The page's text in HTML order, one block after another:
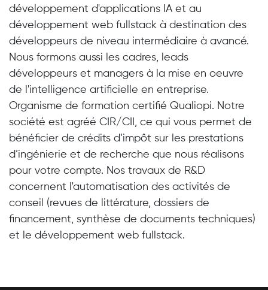
développement d'applications IA et au
développement web fullstack à destination des
développeurs de niveau intermédiaire à avancé.
Nous formons aussi les cadres, leads
développeurs et managers à la mise en oeuvre
de l'intelligence artificielle en entreprise.
Organisme de formation certifié Qualiopi. Notre
société est agréé CIR/CII, ce qui vous permet de
bénéficier de crédits d’impôt sur les prestations
d’ingénierie et de recherche que nous réalisons
pour votre compte. Nos travaux de R&D
concernent l'automatisation des activités de
conseil (revues de littérature, dossiers de
financement, synthèse de documents techniques)
et le développement web fullstack.